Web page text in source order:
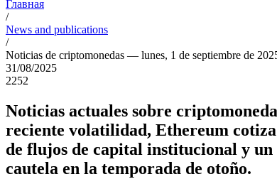
Главная
/
News and publications
/
Noticias de criptomonedas — lunes, 1 de septiembre de
31/08/2025
2252
Noticias actuales sobre
reciente volatilidad, Ethereum
de flujos de capital institucional y
cautela en la temporada de otoño.